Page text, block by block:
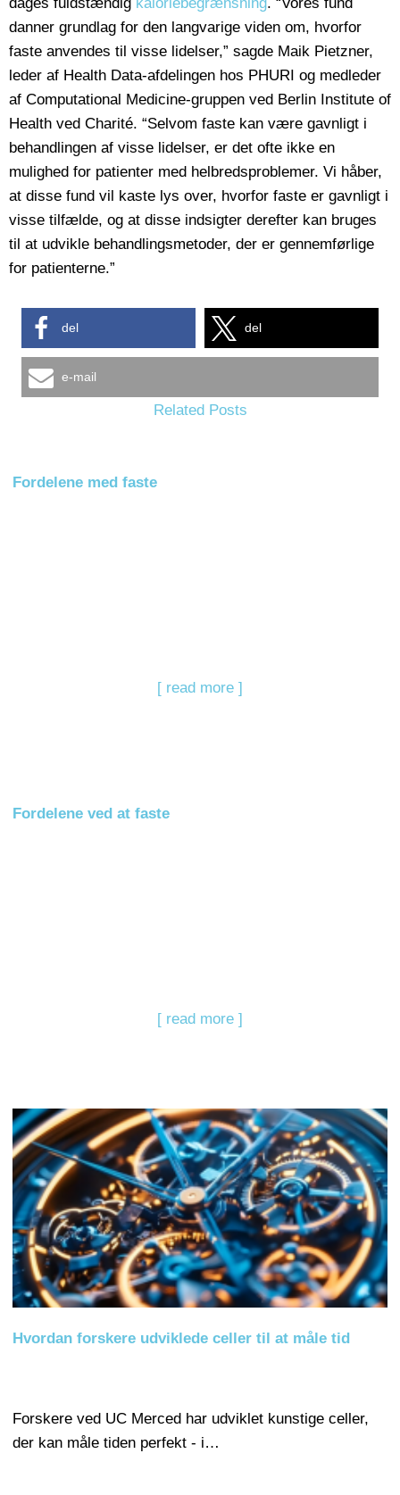
danner grundlag for den langvarige viden om, hvorfor
faste anvendes til visse lidelser,” sagde Maik Pietzner,
leder af Health Data-afdelingen hos PHURI og medleder
af Computational Medicine-gruppen ved Berlin Institute of
Health ved Charité. “Selvom faste kan være gavnligt i
behandlingen af visse lidelser, er det ofte ikke en
mulighed for patienter med helbredsproblemer. Vi håber,
at disse fund vil kaste lys over, hvorfor faste er gavnligt i
visse tilfælde, og at disse indsigter derefter kan bruges
til at udvikle behandlingsmetoder, der er gennemførlige
for patienterne.”
del del
e-mail
Related Posts
Fordelene med faste
[ read more ]
Fordelene ved at faste
[ read more ]
Hvordan forskere udviklede celler til at måle tid
Forskere ved UC Merced har udviklet kunstige celler,
der kan måle tiden perfekt - i…